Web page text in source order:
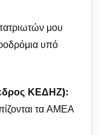
μου
υπό
ΚΕΔΗΖ):
τα ΑΜΕΑ